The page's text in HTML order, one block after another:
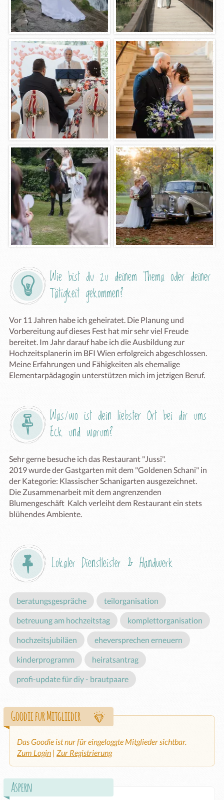
Wie bist du zu deinem Thema oder deiner
Tätigkeit gekommen?
Vor 11 Jahren habe ich geheiratet. Die Planung und
Vorbereitung auf dieses Fest hat mir sehr viel Freude
bereitet. Im Jahr darauf habe ich die Ausbildung zur
Hochzeitsplanerin im BFI Wien erfolgreich abgeschlossen.
Meine Erfahrungen und Fähigkeiten als ehemalige
Elementarpädagogin unterstützen mich im jetzigen Beruf.
Was/wo ist dein liebster Ort bei dir ums
Eck und warum?
Sehr gerne besuche ich das Restaurant "Jussi".
2019 wurde der Gastgarten mit dem "Goldenen Schani" in
der Kategorie: Klassischer Schanigarten ausgezeichnet.
Die Zusammenarbeit mit dem angrenzenden
Blumengeschäft  Kalch verleiht dem Restaurant ein stets
blühendes Ambiente.
Lokaler Dienstleister & Handwerk
beratungsgespräche teilorganisation
betreuung am hochzeitstag komplettorganisation
hochzeitsjubiläen eheversprechen erneuern
kinderprogramm heiratsantrag
profi-update für diy - brautpaare
Goodie für Mitglieder
Das Goodie ist nur für eingeloggte Mitglieder sichtbar.
Zum Login | Zur Registrierung
Aspern